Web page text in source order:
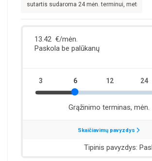
€, kai sutartis sudaroma 24 mėn. terminui, metinė